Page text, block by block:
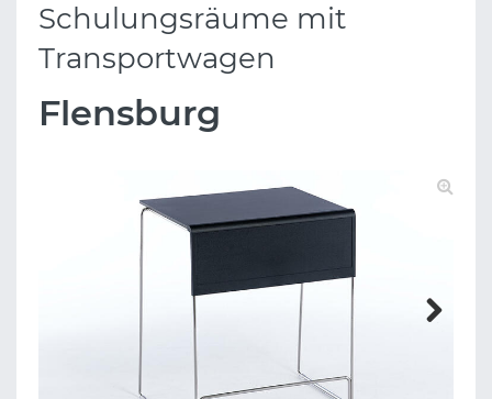
Schulungsräume mit
Transportwagen
Flensburg